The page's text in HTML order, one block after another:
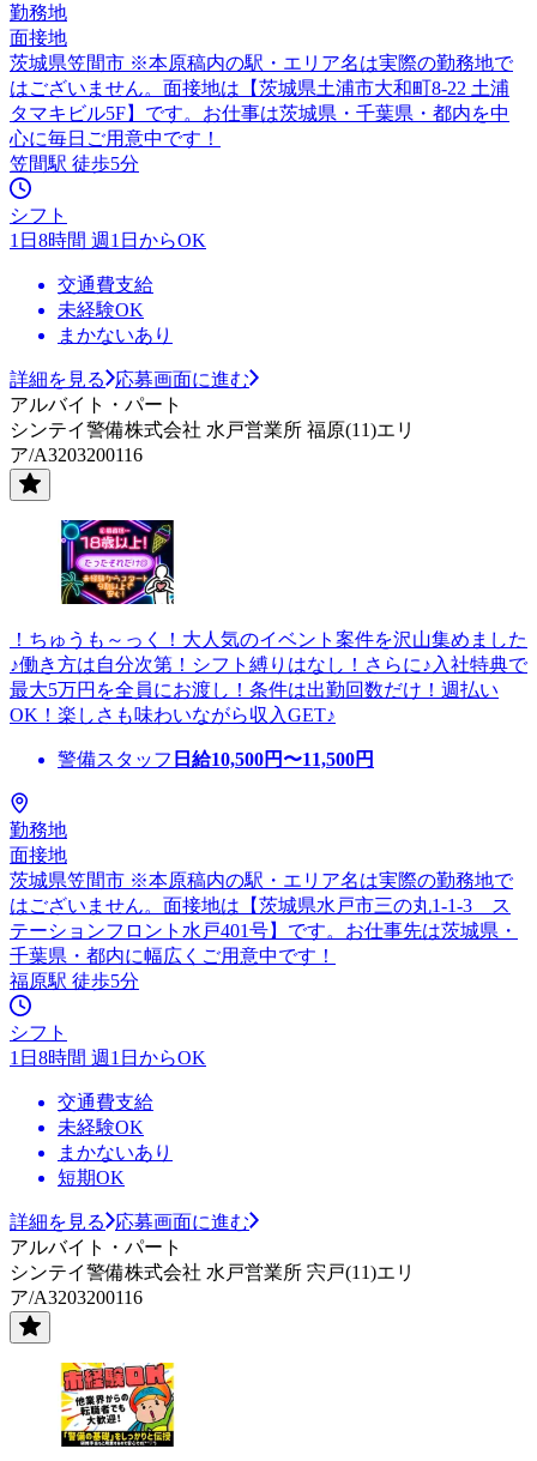
勤務地
面接地
茨城県笠間市 ※本原稿内の駅・エリア名は実際の勤務地で
はございません。面接地は【茨城県土浦市大和町8-22 土浦
タマキビル5F】です。お仕事は茨城県・千葉県・都内を中
心に毎日ご用意中です！
笠間駅 徒歩5分
シフト
1日8時間 週1日からOK
交通費支給
未経験OK
まかないあり
詳細を見る
応募画面に進む
アルバイト・パート
シンテイ警備株式会社 水戸営業所 福原(11)エリ
ア/A3203200116
！ちゅうも～っく！大人気のイベント案件を沢山集めました
♪働き方は自分次第！シフト縛りはなし！さらに♪入社特典で
最大5万円を全員にお渡し！条件は出勤回数だけ！週払い
OK！楽しさも味わいながら収入GET♪
警備スタッフ 日給10,500円〜11,500円
勤務地
面接地
茨城県笠間市 ※本原稿内の駅・エリア名は実際の勤務地で
はございません。面接地は【茨城県水戸市三の丸1-1-3 ス
テーションフロント水戸401号】です。お仕事先は茨城県・
千葉県・都内に幅広くご用意中です！
福原駅 徒歩5分
シフト
1日8時間 週1日からOK
交通費支給
未経験OK
まかないあり
短期OK
詳細を見る
応募画面に進む
アルバイト・パート
シンテイ警備株式会社 水戸営業所 宍戸(11)エリ
ア/A3203200116